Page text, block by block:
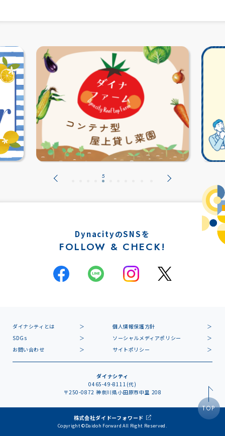
DynacityのSNSを
FOLLOW & CHECK!
ダイナシティとは
個人情報保護方針
SDGs
ソーシャルメディアポリシー
お問い合わせ
サイトポリシー
ダイナシティ
0465-49-8111(代)
〒250-0872 神奈川県小田原市中里 208
TOP
株式会社ダイドーフォワード
Copyright ©Daidoh Forward All Right Reserved.